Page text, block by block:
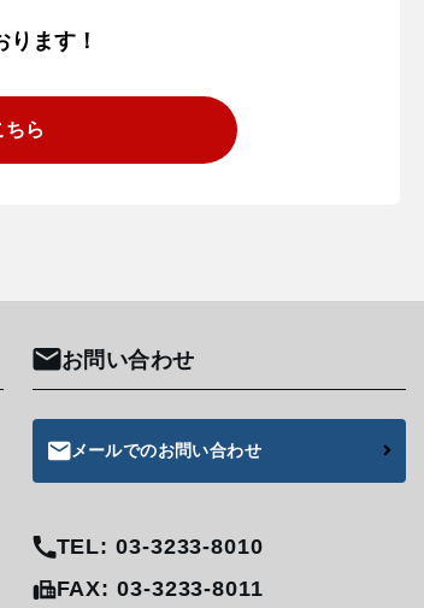
ます！
ちら
お問い合わせ
メールでのお問い合わせ
TEL: 03-3233-8010
FAX: 03-3233-8011